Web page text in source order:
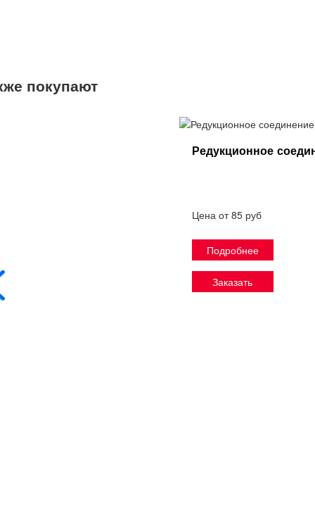
покупают
Редукционное
Цена от 85 руб
Подробнее
Заказать